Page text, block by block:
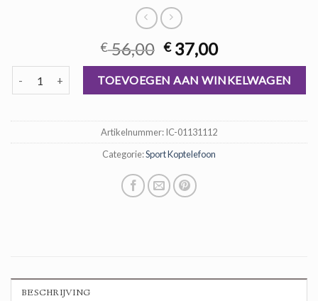
€56,00 Oorspronkelijke
prijs
was:
€ 56,00.
€37,00Huidige
prijs
is:
€ 37,00.
sport koptelefoon aantalTOEVOEGEN AAN WINKELWAGEN
Artikelnummer:IC-01131112
Categorie:Sport Koptelefoon
BESCHRIJVING